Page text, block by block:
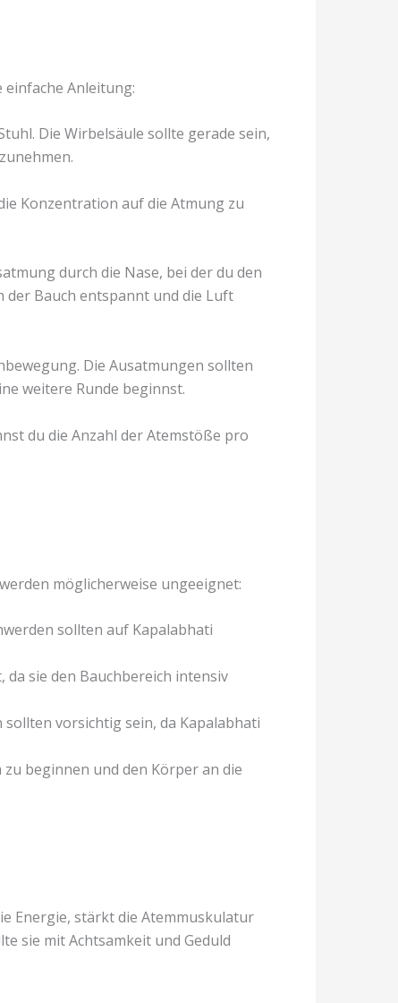
Anleitung:
Die Wirbelsäule sollte gerade sein,
Konzentration auf die Atmung zu
durch die Nase, bei der du den
der Bauch entspannt und die Luft
Die Ausatmungen sollten
weitere Runde beginnst.
du die Anzahl der Atemstöße pro
möglicherweise ungeeignet:
sollten auf Kapalabhati
sie den Bauchbereich intensiv
vorsichtig sein, da Kapalabhati
beginnen und den Körper an die
Energie, stärkt die Atemmuskulatur
sie mit Achtsamkeit und Geduld